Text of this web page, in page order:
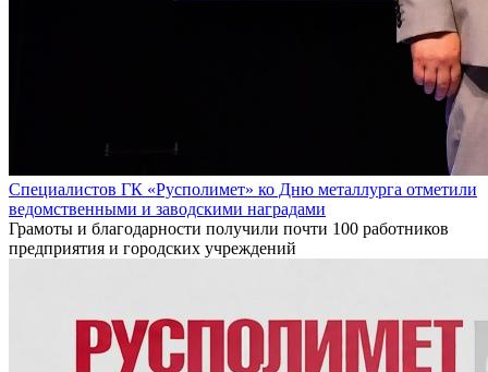
Специалистов ГК «Русполимет» ко Дню металлурга отметили
ведомственными и заводскими наградами
Грамоты и благодарности получили почти 100 работников
предприятия и городских учреждений